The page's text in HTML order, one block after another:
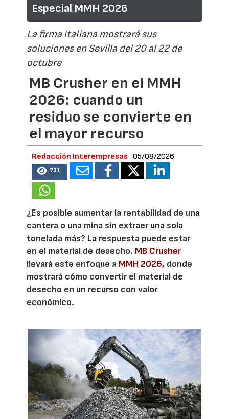
Especial MMH 2026
La firma italiana mostrará sus
soluciones en Sevilla del 20 al 22 de
octubre
MB Crusher en el MMH
2026: cuando un
residuo se convierte en
el mayor recurso
Redacción Interempresas 05/08/2026
731
¿Es posible aumentar la rentabilidad de una
cantera o una mina sin extraer una sola
tonelada más? La respuesta puede estar
en el material de desecho. MB Crusher
llevará este enfoque a MMH 2026, donde
mostrará cómo convertir el material de
desecho en un recurso con valor
económico.